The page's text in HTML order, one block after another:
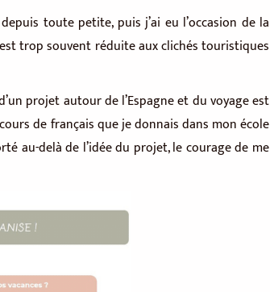
depuis toute petite, puis j’ai eu l’occasion de la
trop souvent réduite aux clichés touristiques
projet autour de l’Espagne et du voyage est
de français que je donnais dans mon école
au-delà de l’idée du projet, le courage de me